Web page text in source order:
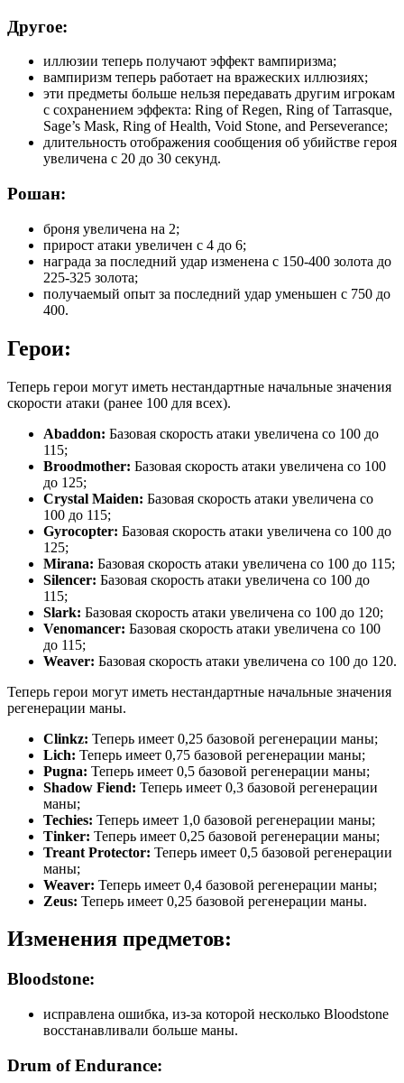
Другое:
иллюзии теперь получают эффект вампиризма;
вампиризм теперь работает на вражеских иллюзиях;
эти предметы больше нельзя передавать другим игрокам
с сохранением эффекта: Ring of Regen, Ring of Tarrasque,
Sage’s Mask, Ring of Health, Void Stone, and Perseverance;
длительность отображения сообщения об убийстве героя
увеличена с 20 до 30 секунд.
Рошан:
броня увеличена на 2;
прирост атаки увеличен с 4 до 6;
награда за последний удар изменена с 150-400 золота до
225-325 золота;
получаемый опыт за последний удар уменьшен с 750 до
400.
Герои:
Теперь герои могут иметь нестандартные начальные значения
скорости атаки (ранее 100 для всех).
Abaddon: Базовая скорость атаки увеличена со 100 до
115;
Broodmother: Базовая скорость атаки увеличена со 100
до 125;
Crystal Maiden: Базовая скорость атаки увеличена со
100 до 115;
Gyrocopter: Базовая скорость атаки увеличена со 100 до
125;
Mirana: Базовая скорость атаки увеличена со 100 до 115;
Silencer: Базовая скорость атаки увеличена со 100 до
115;
Slark: Базовая скорость атаки увеличена со 100 до 120;
Venomancer: Базовая скорость атаки увеличена со 100
до 115;
Weaver: Базовая скорость атаки увеличена со 100 до 120.
Теперь герои могут иметь нестандартные начальные значения
регенерации маны.
Clinkz: Теперь имеет 0,25 базовой регенерации маны;
Lich: Теперь имеет 0,75 базовой регенерации маны;
Pugna: Теперь имеет 0,5 базовой регенерации маны;
Shadow Fiend: Теперь имеет 0,3 базовой регенерации
маны;
Techies: Теперь имеет 1,0 базовой регенерации маны;
Tinker: Теперь имеет 0,25 базовой регенерации маны;
Treant Protector: Теперь имеет 0,5 базовой регенерации
маны;
Weaver: Теперь имеет 0,4 базовой регенерации маны;
Zeus: Теперь имеет 0,25 базовой регенерации маны.
Изменения предметов:
Bloodstone:
исправлена ошибка, из-за которой несколько Bloodstone
восстанавливали больше маны.
Drum of Endurance: